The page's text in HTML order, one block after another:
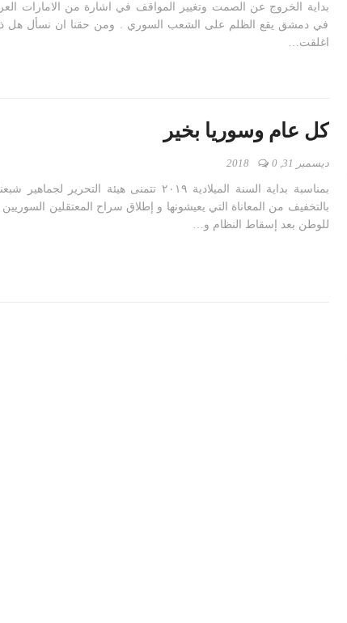
بداية الخروج عن الصمت وتغيير المواقف في اشارة من الامارات
في دمشق يقع الظلم على الشعب السوري . ومن حقنا ان نسأل هل
اغلقت…
كل عام وسوريا بخير
ديسمبر 31, 2018 0
بمناسبة بداية السنة الميلادية ٢٠١٩ تتمنى هيئة
بالتخفيف من المعاناة التي يعيشونها و إطلاق سراح المعتقلين السوريين
للوطن بعد إسقاط النظام و…